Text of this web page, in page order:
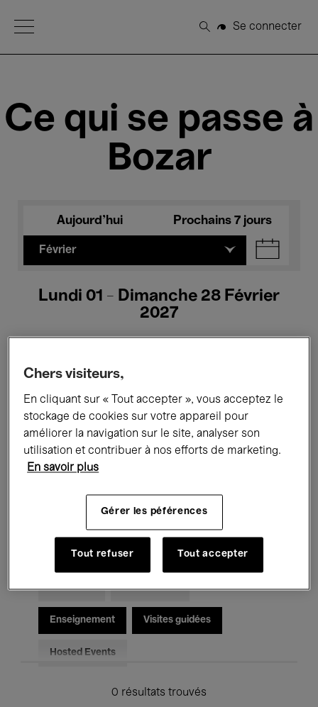
Open Menu
Rechercher
Se connecter
Ce qui se passe à
Bozar
Aujourd'hui Prochains 7 jours
Février
Lundi 01 - Dimanche 28 Février
2027
Tous les événements Concerts
Expositions Films Performances
Rencontres & Débats
Musique classique Global Music
Musique électronique
Pour tous Kids’ Palace
Enseignement Visites guidées
Hosted Events
0 résultats trouvés
Chers visiteurs,
En cliquant sur « Tout accepter », vous acceptez le
stockage de cookies sur votre appareil pour
améliorer la navigation sur le site, analyser son
utilisation et contribuer à nos efforts de marketing.
En savoir plus
Gérer les péférences
Tout refuser Tout accepter